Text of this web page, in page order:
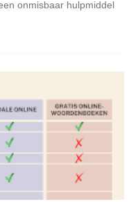
onmisbaar hulpmiddel